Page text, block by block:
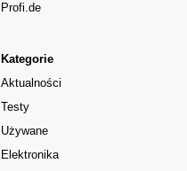
Kategorie
Aktualności
Testy
Używane
Elektronika
Profi.de